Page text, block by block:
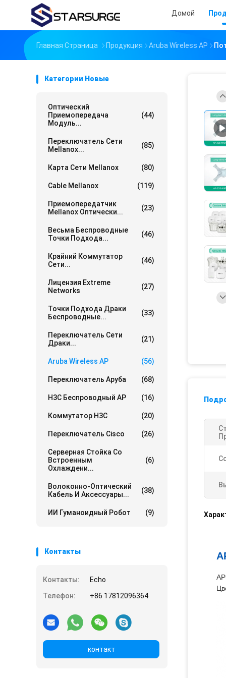
Домой
Главная Страница Продукция Aruba Wireless AP
Категории Новые
Оптический
Приемопередача
Модуль...
(44)
Переключатель Сети
Mellanox...
(85)
Карта Сети Mellanox (80)
Cable Mellanox (119)
Приемопередатчик
Mellanox Оптически...
(23)
Весьма Беспроводные
Точки Подхода...
(46)
Крайний Коммутатор
Сети...
(46)
Лицензия Extreme
Networks
(27)
Точки Подхода Драки
Беспроводные...
(33)
Переключатель Сети
Драки...
(21)
Aruba Wireless AP (56)
Переключатель Аруба (68)
H3C Беспроводный AP (16)
Коммутатор H3C (20)
Переключатель Cisco (26)
Серверная Стойка Со
Встроенным
Охлаждени...
(6)
Волоконно-Оптический
Кабель И Аксессуары...
(38)
ИИ Гуманоидный Робот (9)
Контакты
Контакты:
Echo
Телефон:
+86 17812096364
контакт